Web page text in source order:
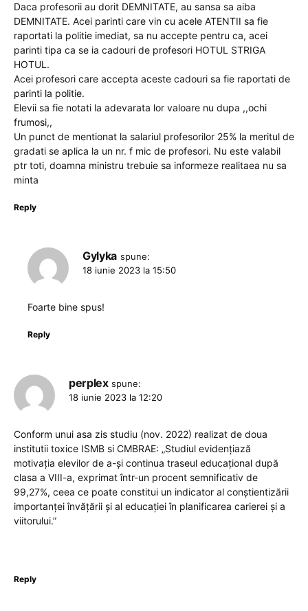
Daca profesorii au dorit DEMNITATE, au sansa sa aiba
DEMNITATE. Acei parinti care vin cu acele ATENTII sa fie
raportati la politie imediat, sa nu accepte pentru ca, acei
parinti tipa ca se ia cadouri de profesori HOTUL STRIGA
HOTUL.
Acei profesori care accepta aceste cadouri sa fie raportati de
parinti la politie.
Elevii sa fie notati la adevarata lor valoare nu dupa ,,ochi
frumosi,,
Un punct de mentionat la salariul profesorilor 25% la meritul de
gradati se aplica la un nr. f mic de profesori. Nu este valabil
ptr toti, doamna ministru trebuie sa informeze realitaea nu sa
minta
Reply
Gylyka spune:
18 iunie 2023 la 15:50
Foarte bine spus!
Reply
perplex spune:
18 iunie 2023 la 12:20
Conform unui asa zis studiu (nov. 2022) realizat de doua
institutii toxice ISMB si CMBRAE: „Studiul evidenţiază
motivația elevilor de a-și continua traseul educațional după
clasa a VIII-a, exprimat într-un procent semnificativ de
99,27%, ceea ce poate constitui un indicator al conștientizării
importanței învățării și al educației în planificarea carierei și a
viitorului.”
Reply